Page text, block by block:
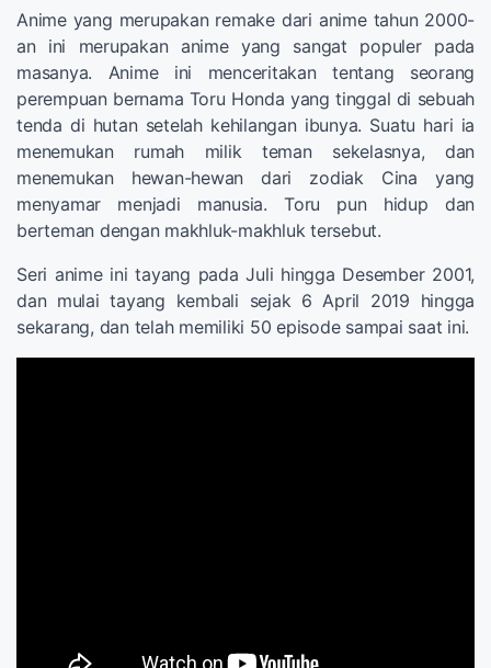
Anime yang merupakan remake dari anime tahun 2000-
an ini merupakan anime yang sangat populer pada
masanya. Anime ini menceritakan tentang seorang
perempuan bernama Toru Honda yang tinggal di sebuah
tenda di hutan setelah kehilangan ibunya. Suatu hari ia
menemukan rumah milik teman sekelasnya, dan
menemukan hewan-hewan dari zodiak Cina yang
menyamar menjadi manusia. Toru pun hidup dan
berteman dengan makhluk-makhluk tersebut.
Seri anime ini tayang pada Juli hingga Desember 2001,
dan mulai tayang kembali sejak 6 April 2019 hingga
sekarang, dan telah memiliki 50 episode sampai saat ini.